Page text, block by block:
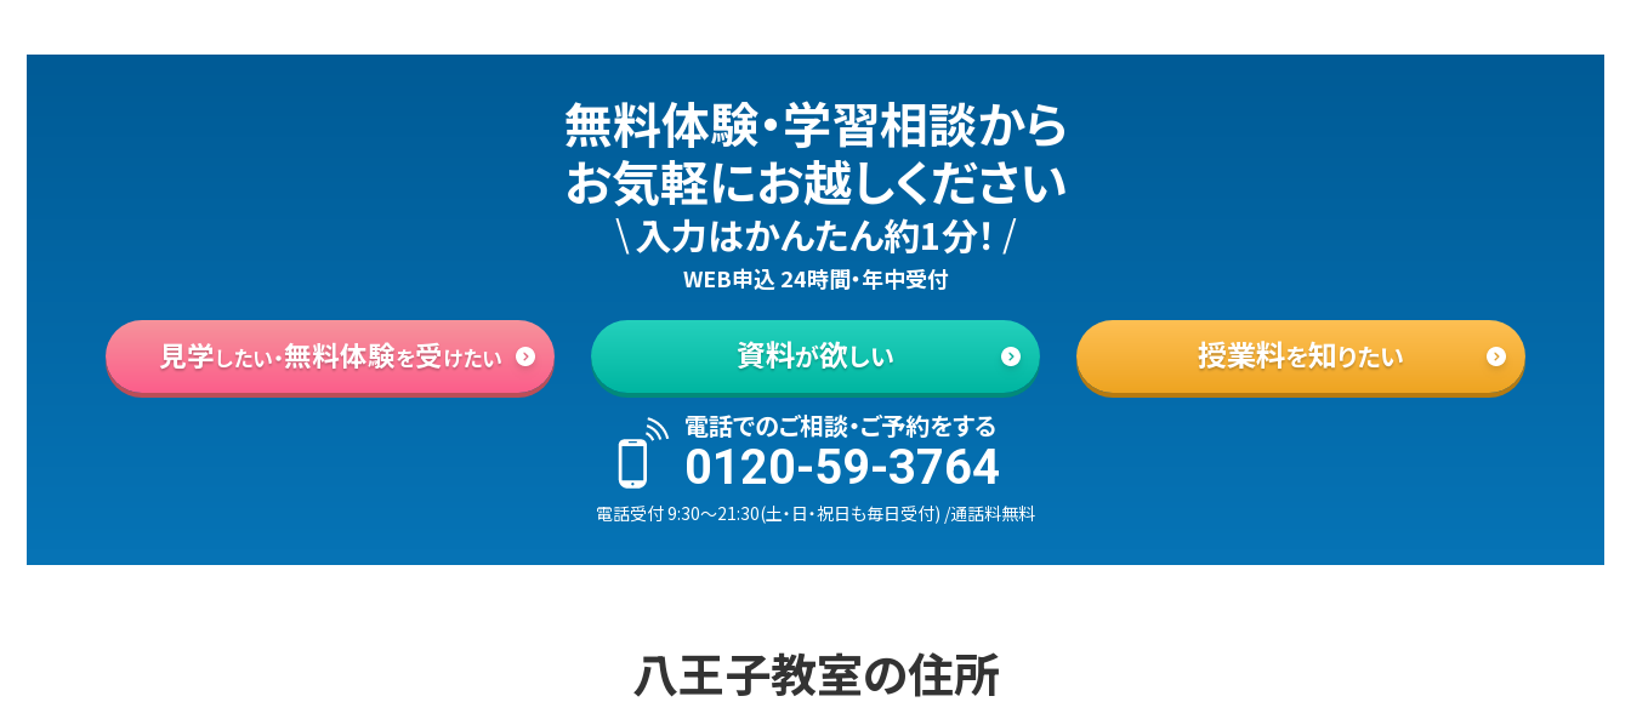
無料体験・学習相談から
お気軽にお越しください
\ 入力はかんたん約1分！ /
WEB申込 24時間・年中受付
見学したい・無料体験を受けたい 資料が欲しい 授業料を知りたい
電話でのご相談・ご予約をする
0120-59-3764
電話受付9:30〜21:30(土・日・祝日も毎日受付) /通話料無料
八王子教室の住所